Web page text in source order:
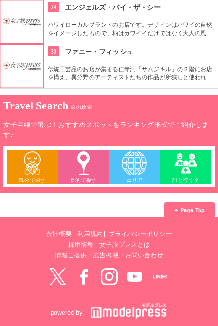
る中から掘り出し物を見つけるのも楽しいですね。
29 エンジェルズ・バイ・ザ・シー
ハワイローカルブランドのお店です。デザインはハワイの自然
をイメージしたもので、柄はカワイイだけではなく大人の風格
速ハワイのビーチで着てみたいですね。
30 ファニー・フィッシュ
伝統工芸品のお店が集まる仁寺洞「サムジキル」の２階にお店
を構え、異分野のアーティストたちの作品が所狭しと使われた
伝統を重んじつつセンスのよいアレンジが施された商品が人気
です。
Travel Search 旅の検索
女子目線で選ぶ！おすすめスポットをランキング形式でご紹介しま
す♪
気分で探す 目的で探す エリア 誰と行く？
Page Top
会社概要 利用規約
プライバシーポリシー
採用情報
女子旅プレスとは
情報ご提供・広告掲載・お問い合わせ
powered by